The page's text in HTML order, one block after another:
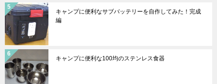
キャンプに便利なサブバッテリーを自作してみた！完成
編
キャンプに便利な100均のステンレス食器